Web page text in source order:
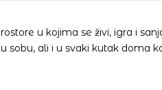
u kojima se živi, igra i
sobu, ali i u svaki kutak doma